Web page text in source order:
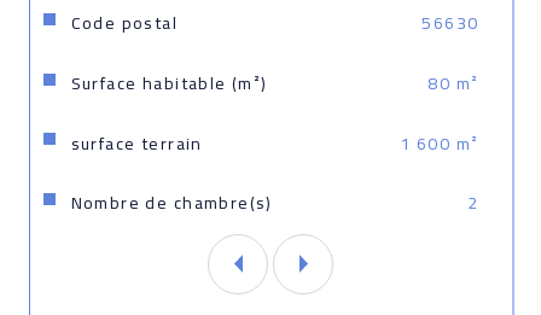
Caractéristiques Valeurs
Code postal
56630
Surface habitable (m²)
80 m²
surface terrain
1 600 m²
Nombre de chambre(s)
2